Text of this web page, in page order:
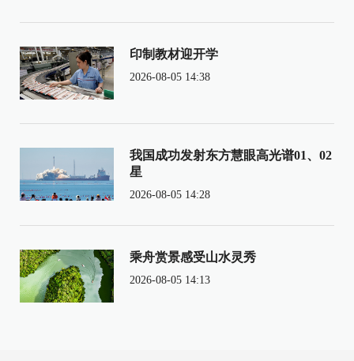
印制教材迎开学
2026-08-05 14:38
我国成功发射东方慧眼高光谱01、02
星
2026-08-05 14:28
乘舟赏景感受山水灵秀
2026-08-05 14:13